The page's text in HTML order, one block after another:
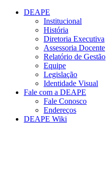
Conteúdo principal
DEAPE
Institucional
História
Diretoria Executiva
Assessoria Docente
Relatório de Gestão
Equipe
Legislação
Identidade Visual
Fale com a DEAPE
Fale Conosco
Endereços
DEAPE Wiki